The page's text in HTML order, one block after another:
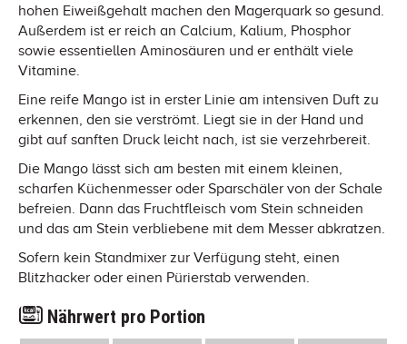
hohen Eiweißgehalt machen den Magerquark so gesund.
Außerdem ist er reich an Calcium, Kalium, Phosphor
sowie essentiellen Aminosäuren und er enthält viele
Vitamine.
Eine reife Mango ist in erster Linie am intensiven Duft zu
erkennen, den sie verströmt. Liegt sie in der Hand und
gibt auf sanften Druck leicht nach, ist sie verzehrbereit.
Die Mango lässt sich am besten mit einem kleinen,
scharfen Küchenmesser oder Sparschäler von der Schale
befreien. Dann das Fruchtfleisch vom Stein schneiden
und das am Stein verbliebene mit dem Messer abkratzen.
Sofern kein Standmixer zur Verfügung steht, einen
Blitzhacker oder einen Pürierstab verwenden.
Nährwert pro Portion